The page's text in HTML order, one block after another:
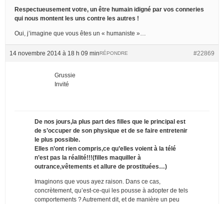
Respectueusement votre, un être humain idigné par vos conneries
qui nous montent les uns contre les autres !
Oui, j’imagine que vous êtes un « humaniste »…
14 novembre 2014 à 18 h 09 min #22869
RÉPONDRE
Grussie
Invité
De nos jours,la plus part des filles que le principal est
de s’occuper de son physique et de se faire entretenir
le plus possible.
Elles n’ont rien compris,ce qu’elles voient à la télé
n’est pas la réalité!!!(filles maquiller à
outrance,vêtements et allure de prostituées…)
Imaginons que vous ayez raison. Dans ce cas,
concrètement, qu’est-ce-qui les pousse à adopter de tels
comportements ? Autrement dit, et de manière un peu